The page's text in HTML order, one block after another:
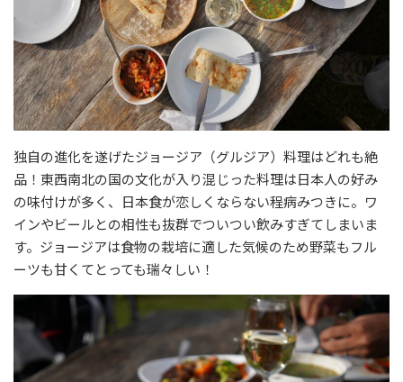
独自の進化を遂げたジョージア（グルジア）料理はどれも絶
品！東西南北の国の文化が入り混じった料理は日本人の好み
の味付けが多く、日本食が恋しくならない程病みつきに。ワ
インやビールとの相性も抜群でついつい飲みすぎてしまいま
す。ジョージアは食物の栽培に適した気候のため野菜もフル
ーツも甘くてとっても瑞々しい！